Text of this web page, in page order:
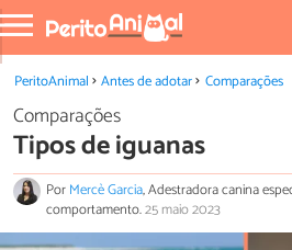
PeritoAnimal Antes de adotar Comparações
Comparações
Tipos de iguanas
PorMercè Garcia, Adestradora canina
comportamento.25 maio 2023